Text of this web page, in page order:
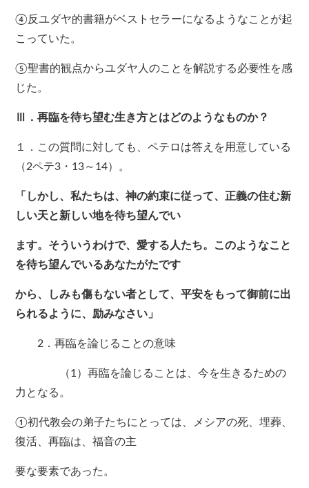
④反ユダヤ的書籍がベストセラーになるようなことが起
こっていた。
⑤聖書的観点からユダヤ人のことを解説する必要性を感
じた。
Ⅲ．再臨を待ち望む生き方とはどのようなものか？
１．この質問に対しても、ペテロは答えを用意している
（2ペテ3・13～14）。
「しかし、私たちは、神の約束に従って、正義の住む新
しい天と新しい地を待ち望んでい
ます。そういうわけで、愛する人たち。このようなこと
を待ち望んでいるあなたがたです
から、しみも傷もない者として、平安をもって御前に出
られるように、励みなさい」
2．再臨を論じることの意味
（1）再臨を論じることは、今を生きるための
力となる。
①初代教会の弟子たちにとっては、メシアの死、埋葬、
復活、再臨は、福音の主
要な要素であった。